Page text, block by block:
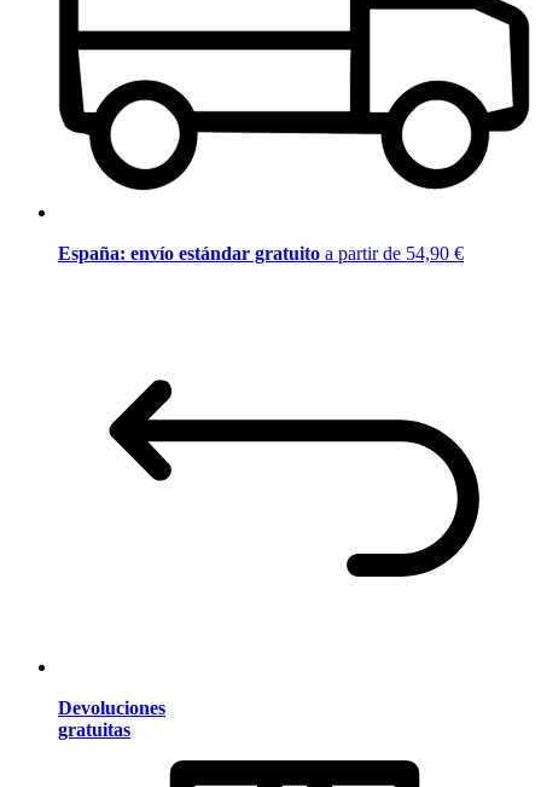
España: envío estándar gratuito a partir de 54,90 €
Devoluciones
gratuitas